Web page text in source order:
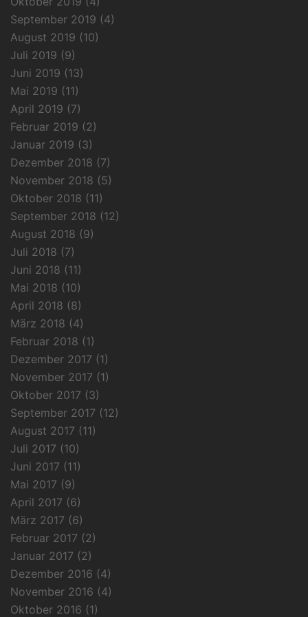
September 2019 (4)
August 2019 (10)
Juli 2019 (9)
Juni 2019 (13)
Mai 2019 (11)
April 2019 (7)
Februar 2019 (2)
Januar 2019 (3)
Dezember 2018 (7)
November 2018 (5)
Oktober 2018 (11)
September 2018 (12)
August 2018 (9)
Juli 2018 (7)
Juni 2018 (11)
Mai 2018 (10)
April 2018 (8)
März 2018 (4)
Februar 2018 (1)
Dezember 2017 (1)
November 2017 (1)
Oktober 2017 (3)
September 2017 (12)
August 2017 (11)
Juli 2017 (10)
Juni 2017 (11)
Mai 2017 (9)
April 2017 (6)
März 2017 (6)
Februar 2017 (2)
Januar 2017 (2)
Dezember 2016 (4)
November 2016 (4)
Oktober 2016 (1)